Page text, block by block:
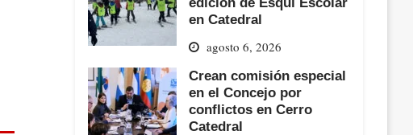
en Catedral
agosto 6, 2026
Crean comisión especial
en el Concejo por
conflictos en Cerro
Catedral